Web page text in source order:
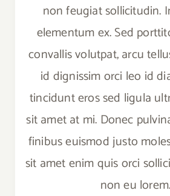
non feugiat sollicitudin.
elementum ex. Sed
convallis volutpat, arcu
id dignissim orci leo id
tincidunt eros sed ligula
sit amet at mi. Donec
finibus euismod justo
sit amet enim quis orci
non eu lorem.